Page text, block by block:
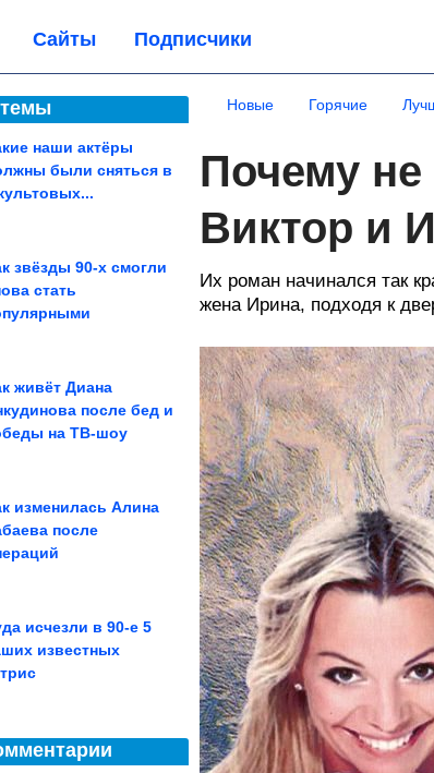
Сайты Подписчики
наши актёры
были сняться в
звёзды 90-х смогли
стать
живёт Диана
после бед и
на ТВ-шоу
изменилась Алина
после
исчезли в 90-е 5
известных
Новые Горячие
Почему
Виктор и
Их роман начинался так
жена Ирина, подходя к